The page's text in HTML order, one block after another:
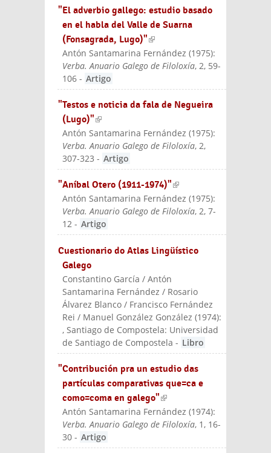
"El adverbio gallego: estudio basado
en el habla del Valle de Suarna
(Fonsagrada, Lugo)"(link is external)
Antón Santamarina Fernández (1975):
Verba. Anuario Galego de Filoloxía, 2, 59-
106 - Artigo
"Testos e noticia da fala de Negueira
(Lugo)"(link is external)
Antón Santamarina Fernández (1975):
Verba. Anuario Galego de Filoloxía, 2,
307-323 - Artigo
"Aníbal Otero (1911-1974)"(link is
external)
Antón Santamarina Fernández (1975):
Verba. Anuario Galego de Filoloxía, 2, 7-
12 - Artigo
Cuestionario do Atlas Lingüístico
Galego
Constantino García / Antón
Santamarina Fernández / Rosario
Álvarez Blanco / Francisco Fernández
Rei / Manuel González González(1974):
, Santiago de Compostela: Universidad
de Santiago de Compostela - Libro
"Contribución pra un estudio das
partículas comparativas que=ca e
como=coma en galego"(link is
external)
Antón Santamarina Fernández (1974):
Verba. Anuario Galego de Filoloxía, 1, 16-
30 - Artigo